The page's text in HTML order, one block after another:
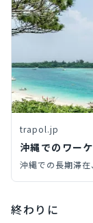
trapol.jp
沖縄でのワー
沖縄での長期滞
るのではないで
ゾート気分を味わ
終わりに